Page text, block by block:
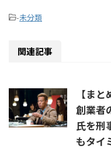
-未分類
関連記事
【ま
創業者
氏を刑
もタイ